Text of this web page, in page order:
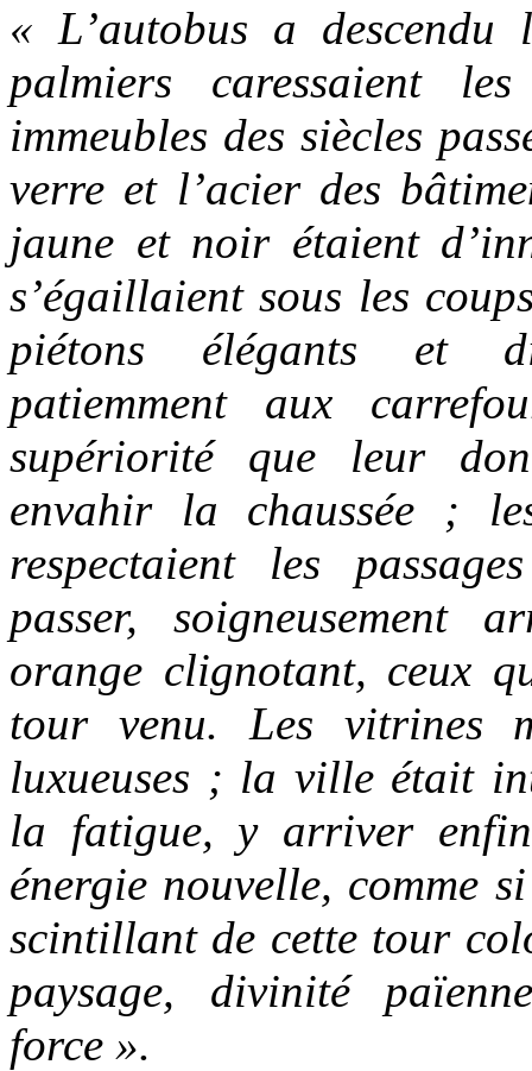
« L’autobus a descendu
palmiers caressaient
immeubles des siècles
verre et l’acier des
jaune et noir étaient
s’égaillaient sous les
piétons élégants et
patiemment aux
supériorité que leur
envahir la chaussée ;
respectaient les
passer, soigneusement
orange clignotant, ceux
tour venu. Les vitrines
luxueuses ; la ville était
la fatigue, y arriver
énergie nouvelle, comme
scintillant de cette tour
paysage, divinité
force ».